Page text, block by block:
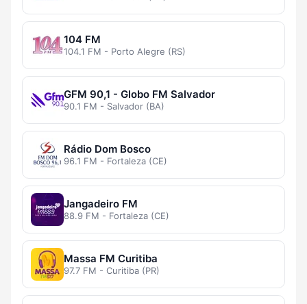
104 FM
104.1 FM - Porto Alegre (RS)
GFM 90,1 - Globo FM Salvador
90.1 FM - Salvador (BA)
Rádio Dom Bosco
96.1 FM - Fortaleza (CE)
Jangadeiro FM
88.9 FM - Fortaleza (CE)
Massa FM Curitiba
97.7 FM - Curitiba (PR)